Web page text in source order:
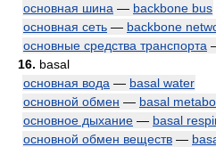
основная шина — backbone bus
основная сеть — backbone
основные средства транспорта
16. basal
основная вода — basal water
основной обмен — basal
основное дыхание — basal
основной обмен веществ —